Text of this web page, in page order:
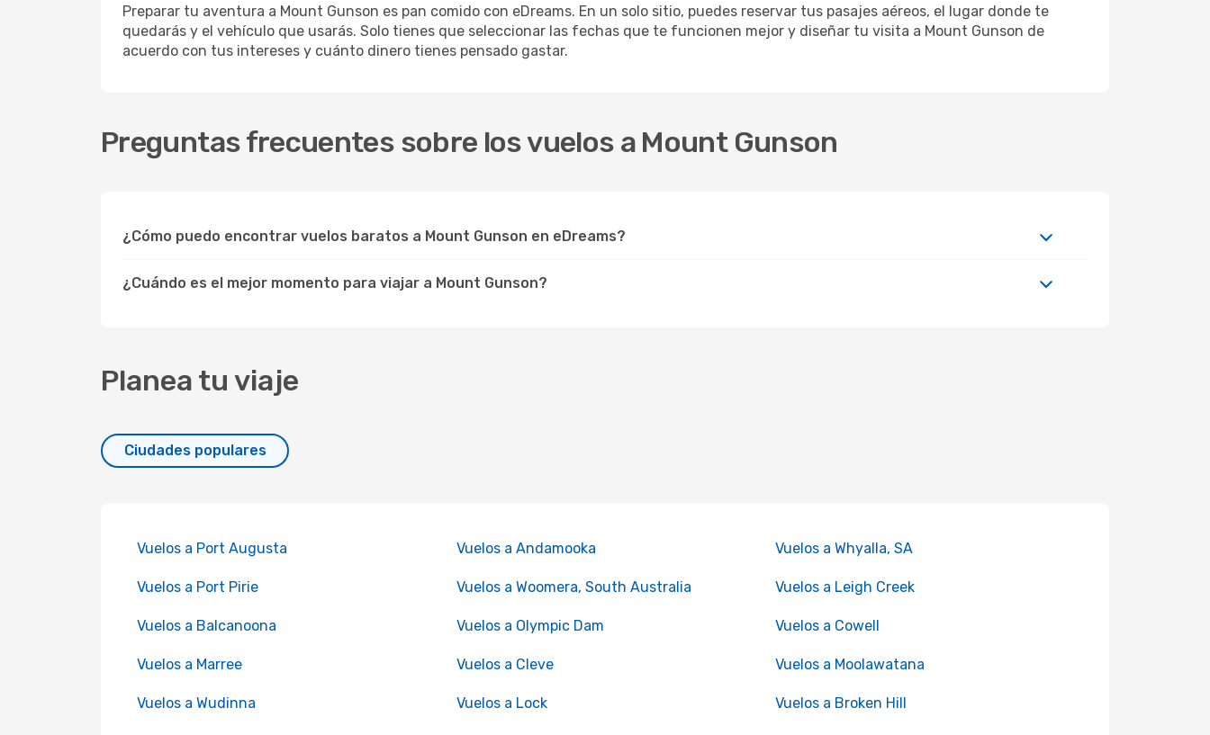
Preparar tu aventura a Mount Gunson es pan comido con eDreams. En un solo sitio, puedes reservar tus pasajes aéreos, el lugar donde te
quedarás y el vehículo que usarás. Solo tienes que seleccionar las fechas que te funcionen mejor y diseñar tu visita a Mount Gunson de
acuerdo con tus intereses y cuánto dinero tienes pensado gastar.
Preguntas frecuentes sobre los vuelos a Mount Gunson
¿Cómo puedo encontrar vuelos baratos a Mount Gunson en eDreams?
¿Cuándo es el mejor momento para viajar a Mount Gunson?
Planea tu viaje
Ciudades populares
Vuelos a Port Augusta Vuelos a Andamooka Vuelos a Whyalla, SA
Vuelos a Port Pirie Vuelos a Woomera, South Australia Vuelos a Leigh Creek
Vuelos a Balcanoona Vuelos a Olympic Dam Vuelos a Cowell
Vuelos a Marree Vuelos a Cleve Vuelos a Moolawatana
Vuelos a Wudinna Vuelos a Lock Vuelos a Broken Hill